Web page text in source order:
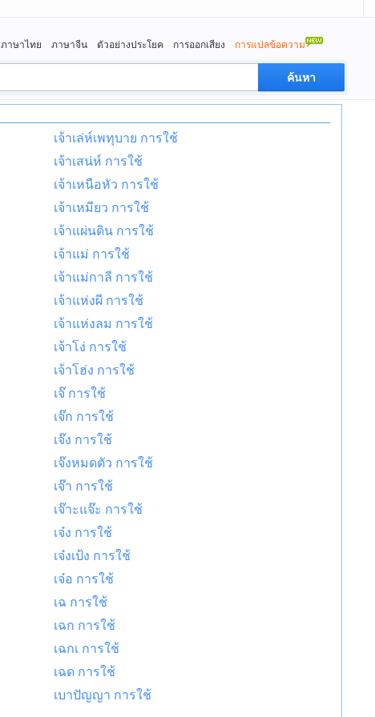
ภาษาไทย ภาษาจีน ตัวอย่างประโยค การออกเสียง การแปลข้อความ
เจ้าเล่ห์เพทุบาย การใช้
เจ้าเสน่ห์ การใช้
เจ้าเหนือหัว การใช้
เจ้าเหมียว การใช้
เจ้าแผ่นดิน การใช้
เจ้าแม่ การใช้
เจ้าแม่กาลี การใช้
เจ้าแห่งผี การใช้
เจ้าแห่งลม การใช้
เจ้าโง่ การใช้
เจ้าโฮ่ง การใช้
เจ๊ การใช้
เจ๊ก การใช้
เจ๊ง การใช้
เจ๊งหมดตัว การใช้
เจ๊า การใช้
เจ๊าะแจ๊ะ การใช้
เจ๋ง การใช้
เจ๋งเป้ง การใช้
เจ๋อ การใช้
เฉ การใช้
เฉก การใช้
เฉกเ การใช้
เฉด การใช้
เบาปัญญา การใช้